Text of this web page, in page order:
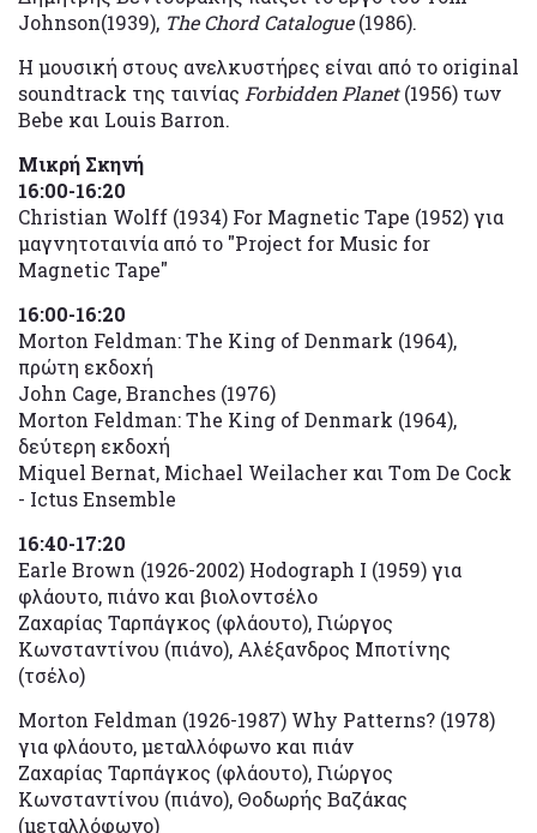
Johnson(1939), The Chord Catalogue(1986).
H μουσική στους ανελκυστήρες είναι από το original
soundtrack της ταινίας Forbidden Planet(1956) των
Bebe και Louis Barron.
Μικρή Σκηνή
16:00-16:20
Christian Wolff (1934) For Magnetic Tape (1952) για
μαγνητοταινία από το "Project for Music for
Magnetic Tape"
16:00-16:20
Morton Feldman: The King of Denmark (1964),
πρώτη εκδοχή
John Cage, Branches (1976)
Morton Feldman: The King of Denmark (1964),
δεύτερη εκδοχή
Miquel Bernat, Michael Weilacher και Τom De Cock
- Ictus Ensemble
16:40-17:20
Earle Brown (1926-2002) Hodograph I (1959) για
φλάουτο, πιάνο και βιολοντσέλο
Zαχαρίας Ταρπάγκος (φλάουτο), Γιώργος
Κωνσταντίνου (πιάνο), Αλέξανδρος Μποτίνης
(τσέλο)
Morton Feldman (1926-1987) Why Patterns? (1978)
για φλάουτο, μεταλλόφωνο και πιάν
Zαχαρίας Ταρπάγκος (φλάουτο), Γιώργος
Κωνσταντίνου (πιάνο), Θοδωρής Βαζάκας
(μεταλλόφωνο)